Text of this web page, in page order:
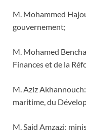
M. Mohammed
gouvernement;
M. Mohamed
Finances et de la
M. Aziz
maritime, du
M. Said Amzazi: